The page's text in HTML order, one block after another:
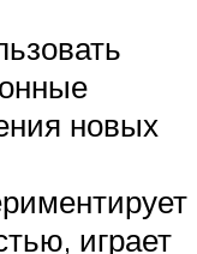
новых
играет